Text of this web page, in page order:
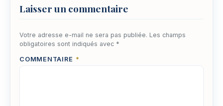
Laisser un commentaire
Votre adresse e-mail ne sera pas publiée. Les champs
obligatoires sont indiqués avec *
COMMENTAIRE *